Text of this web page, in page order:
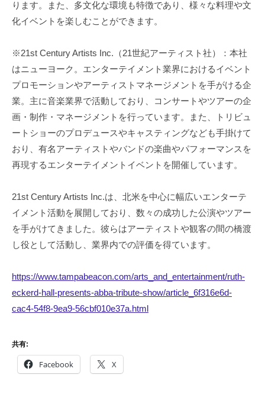
ります。また、多文化な環境も特徴であり、様々な料理や文
化イベントを楽しむことができます。
※21st Century Artists Inc.（21世紀アーティスト社）：本社
はニューヨーク。エンターテイメント業界におけるイベント
プロモーションやアーティストマネージメントを手がける企
業。主に音楽業界で活動しており、コンサートやツアーの企
画・制作・マネージメントを行っています。また、トリビュ
ートショーのプロデュースやキャスティングなども手掛けて
おり、有名アーティストやバンドの楽曲やパフォーマンスを
再現するエンターテイメントイベントを開催しています。
21st Century Artists Inc.は、北米を中心に幅広いエンターテ
イメント活動を展開しており、数々の成功した公演やツアー
を手がけてきました。彼らはアーティストや観客の間の橋渡
し役として活動し、業界内での評価を得ています。
https://www.tampabeacon.com/arts_and_entertainment/ruth-
eckerd-hall-presents-abba-tribute-show/article_6f316e6d-
cac4-54f8-9ea9-56cbf010e37a.html
共有:
Facebook X